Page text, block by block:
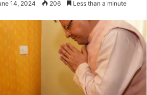
14, 2024 206 Less than a minute